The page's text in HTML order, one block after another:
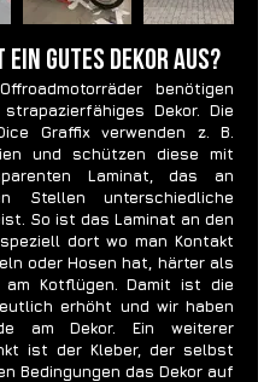
ein gutes Dekor aus?
benötigen
Dekor. Die
Graffix verwenden z. B.
und schützen diese mit
Laminat, das an
Stellen unterschiedliche
So ist das Laminat an den
dort wo man Kontakt
oder Hosen hat, härter als
am Kotflügen. Damit ist die
erhöht und wir haben
am Dekor. Ein weiterer
ist der Kleber, der selbst
Bedingungen das Dekor auf